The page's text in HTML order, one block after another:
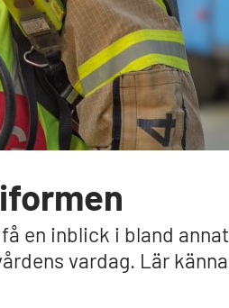
en inblick i bland annat
vardag. Lär känna